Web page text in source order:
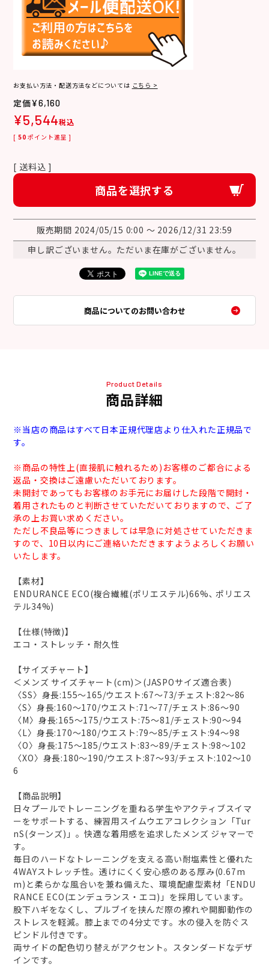
お支払い方法・配送方法などについては こちら >
¥6,160
¥5,544税込
[ 50 ポイント進呈 ]
送料込
商品を選択する
販売期間 2024/05/15 0:00 〜 2026/12/31 23:59
申し訳ございません。ただいま在庫がございません。
商品についてのお問い合わせ
Product Details
商品詳細
※当店の商品はすべて日本正規代理店より仕入れた正規品で
す。
※商品の特性上(直接肌に触れるため)お客様のご都合による
返品・交換はご遠慮いただいております。
未開封であってもお客様のお手元にお届けした段階で開封・
着用されたものと判断させていただいておりますので、ご了
承の上お買い求めください。
ただし不良品等につきましては早急に対処させていただきま
すので、10日以内にご連絡いただきますようよろしくお願い
いたします。
【素材】
ENDURANCE ECO(複合繊維(ポリエステル)66%､ ポリエス
テル34%)
【仕様(特徴)】
エコ・ストレッチ・耐久性
【サイズチャート】
＜メンズ サイズチャート(cm)＞(JASPOサイズ適合表)
〈SS〉身長:155～165/ウエスト:67～73/チェスト:82～86
〈S〉身長:160～170/ウエスト:71～77/チェスト:86～90
〈M〉身長:165～175/ウエスト:75～81/チェスト:90～94
〈L〉身長:170～180/ウエスト:79～85/チェスト:94～98
〈O〉身長:175～185/ウエスト:83～89/チェスト:98～102
〈XO〉身長:180～190/ウエスト:87～93/チェスト:102～10
6
【商品説明】
日々プールでトレーニングを重ねる学生やアクティブスイマ
ーをサポートする、練習用スイムウエアコレクション「Tur
nS(ターンズ)」。快適な着用感を追求したメンズ ジャマーで
す。
毎日のハードなトレーニングを支える高い耐塩素性と優れた
4WAYストレッチ性。透けにくく安心感のある厚み(0.67m
m)と柔らかな風合いを兼ね備えた、環境配慮型素材「ENDU
RANCE ECO(エンデュランス・エコ)」を採用しています。
股下ハギをなくし、プルブイを挟んだ際の擦れや開脚動作の
ストレスを軽減。膝上までの4分丈です。水の侵入を防ぐス
ピンドル付きです。
両サイドの配色切り替えがアクセント。スタンダードなデザ
インです。